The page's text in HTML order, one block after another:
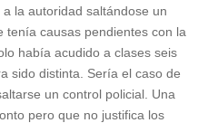
la autoridad saltándose un
tenía causas pendientes con la
había acudido a clases seis
sido distinta. Sería el caso de
un control policial. Una
pero que no justifica los